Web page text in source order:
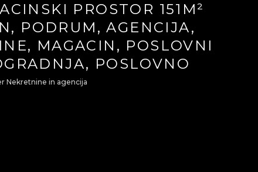
PROSTOR 151M²
PODRUM, AGENCIJA,
MAGACIN, POSLOVNI
POSLOVNO
Nekretnine in agencija